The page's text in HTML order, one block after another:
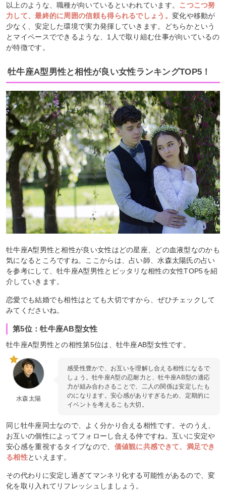
以上のような、職種が向いているといわれています。 こつこつ努
力して、最終的に周囲の信頼も得られるでしょう。 変化や移動が
少なく、安定した環境で実力発揮していきます。どちらかという
とマイペースでできるような、1人で取り組む仕事が向いているの
が特徴です。
牡牛座A型男性と相性が良い女性ランキングTOP5！
牡牛座A型男性と相性が良い女性はどの星座、どの血液型なのかも
気になるところですね。ここからは、占い師、水森太陽氏の占い
を参考にして、牡牛座A型男性とピッタリな相性の女性TOP5を紹
介していきます。
恋愛でも結婚でも相性はとても大切ですから、ぜひチェックして
みてくださいね。
第5位：牡牛座AB型女性
牡牛座A型男性との相性第5位は、牡牛座AB型女性です。
水森太陽
感受性豊かで、お互いを理解し合える相性になるで
しょう。牡牛座A型の忍耐力と、牡牛座AB型の適応
力が組み合わさることで、二人の関係は安定したも
のになります。安心感がありすぎるため、定期的に
イベントを考えるこも大切。
同じ牡牛座同士なので、よく分かり合える相性です。そのうえ、
お互いの個性によってフォローし合える仲ですね。互いに安定や
安心感を重視するタイプなので、 価値観に共感できて、満足でき
る相性といえます。
その代わりに安定し過ぎてマンネリ化する可能性があるので、変
化を取り入れてリフレッシュしましょう。